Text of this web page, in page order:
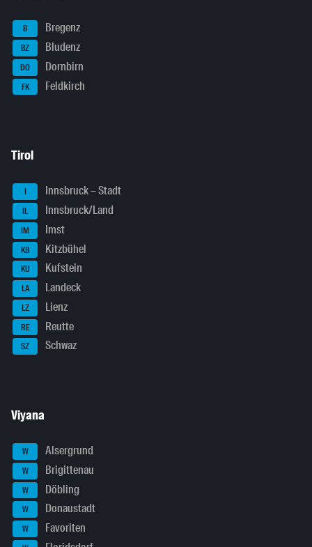
B Bregenz
BZ Bludenz
DO Dornbirn
FK Feldkirch
Tirol
I Innsbruck – Stadt
IL Innsbruck/Land
IM Imst
KB Kitzbühel
KU Kufstein
LA Landeck
LZ Lienz
RE Reutte
SZ Schwaz
Viyana
W Alsergrund
W Brigittenau
W Döbling
W Donaustadt
W Favoriten